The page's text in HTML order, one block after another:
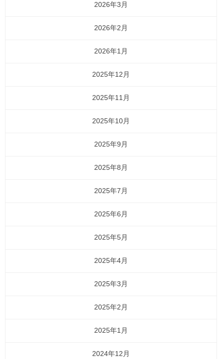
2026年3月
2026年2月
2026年1月
2025年12月
2025年11月
2025年10月
2025年9月
2025年8月
2025年7月
2025年6月
2025年5月
2025年4月
2025年3月
2025年2月
2025年1月
2024年12月